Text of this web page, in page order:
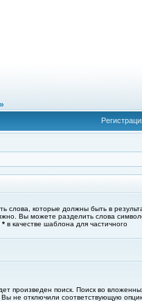
слова, которые должны быть в
Вы можете разделить слова
* в качестве шаблона для частичного
произведен поиск. Поиск во
Вы не отключили соответствующую